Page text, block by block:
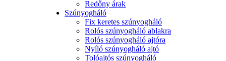
Redőny árak
Szúnyogháló
Fix keretes szúnyogháló
Rolós szúnyogháló ablakra
Rolós szúnyogháló ajtóra
Nyíló szúnyogháló ajtó
Tolóajtós szúnyogháló